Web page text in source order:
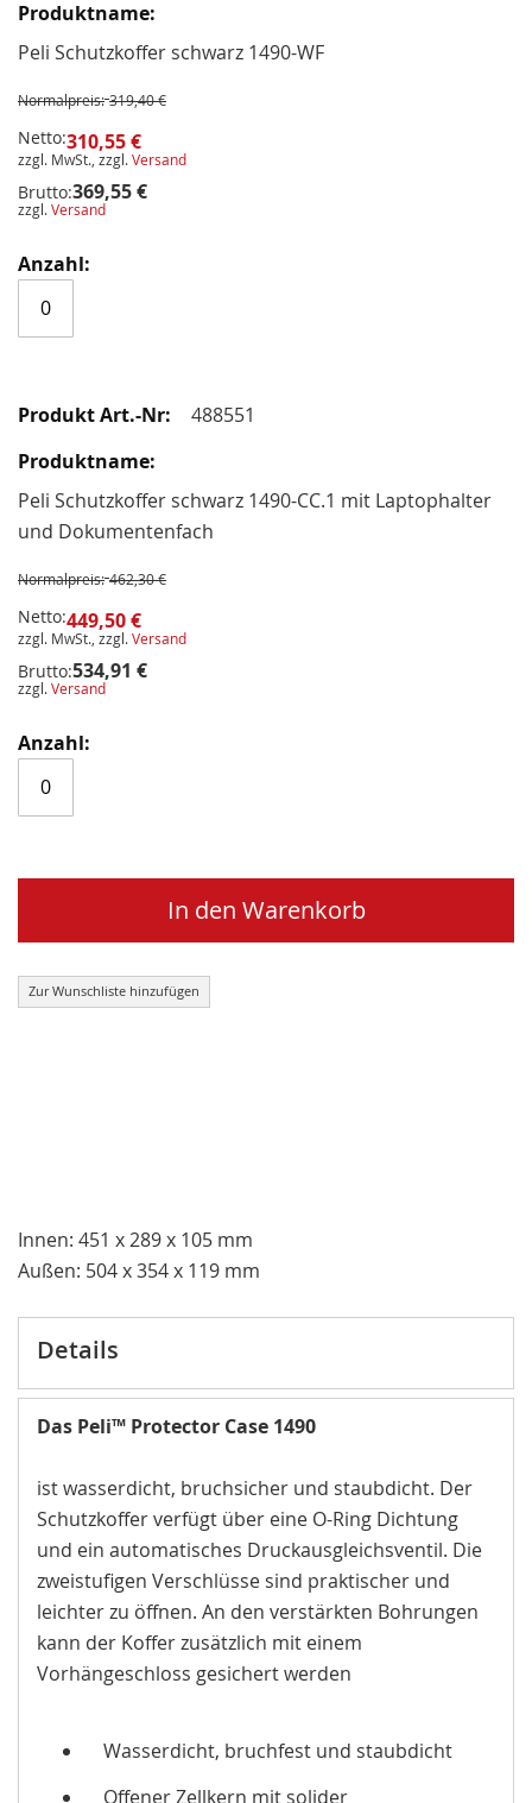
Peli Schutzkoffer schwarz 1490-WF
Normalpreis: 319,40 €
Netto:310,55 €
zzgl. MwSt., zzgl.Versand
Brutto:369,55 €
zzgl.Versand
488551
Peli Schutzkoffer schwarz 1490-CC.1 mit Laptophalter
und Dokumentenfach
Normalpreis: 462,30 €
Netto:449,50 €
zzgl. MwSt., zzgl.Versand
Brutto:534,91 €
zzgl.Versand
In den Warenkorb
Zur Wunschliste hinzufügen
Innen: 451 x 289 x 105 mm
Außen: 504 x 354 x 119 mm
Details
Das Peli™ Protector Case 1490
ist wasserdicht, bruchsicher und staubdicht. Der
Schutzkoffer verfügt über eine O-Ring Dichtung
und ein automatisches Druckausgleichsventil. Die
zweistufigen Verschlüsse sind praktischer und
leichter zu öffnen. An den verstärkten Bohrungen
kann der Koffer zusätzlich mit einem
Vorhängeschloss gesichert werden
Wasserdicht, bruchfest und staubdicht
Offener Zellkern mit solider